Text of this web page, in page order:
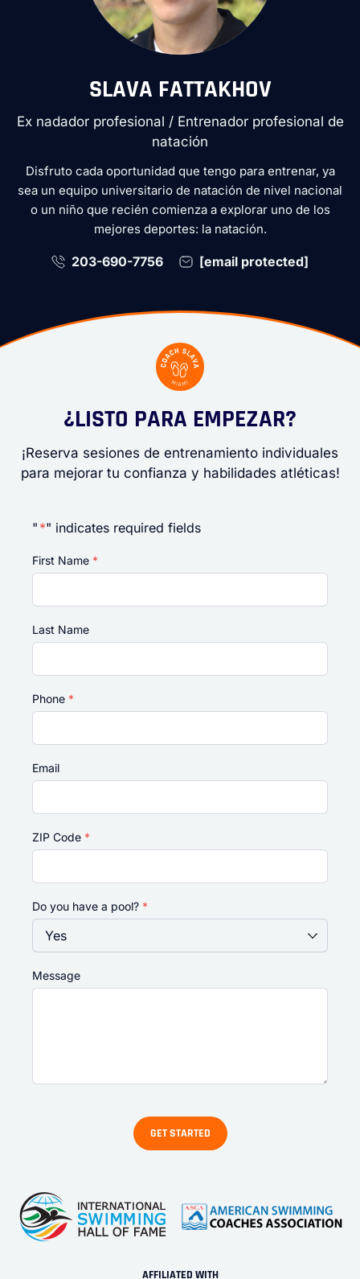
SLAVA FATTAKHOV
Ex nadador profesional / Entrenador profesional de
natación
Disfruto cada oportunidad que tengo para entrenar, ya
sea un equipo universitario de natación de nivel nacional
o un niño que recién comienza a explorar uno de los
mejores deportes: la natación.
203-690-7756 [email protected]
¿LISTO PARA EMPEZAR?
¡Reserva sesiones de entrenamiento individuales
para mejorar tu confianza y habilidades atléticas!
" *" indicates required fields
First Name *
Last Name
Phone *
Email
ZIP Code *
Do you have a pool? *
Message
AFFILIATED WITH